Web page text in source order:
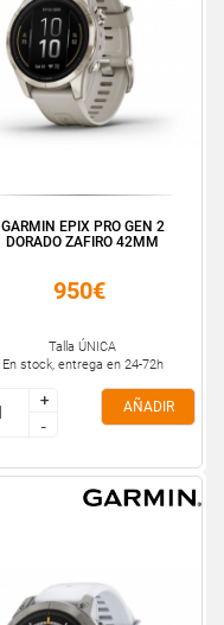
GARMIN EPIX PRO GEN 2
DORADO ZAFIRO 42MM
950€
Talla ÚNICA
En stock, entrega en 24-72h
+
-
+
-
AÑADIR